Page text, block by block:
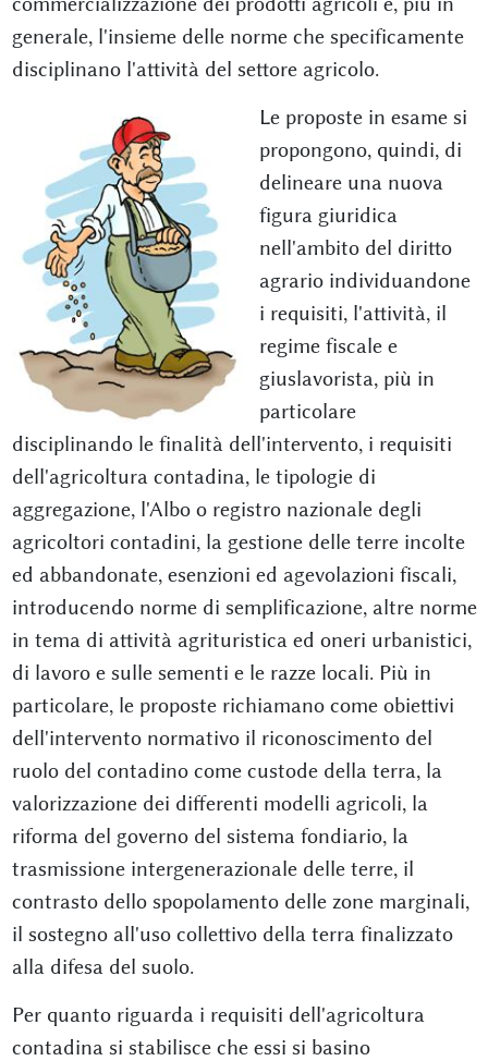
generale, l'insieme delle norme che specificamente
disciplinano l'attività del settore agricolo.
Le proposte in esame si
propongono, quindi, di
delineare una nuova
figura giuridica
nell'ambito del diritto
agrario individuandone
i requisiti, l'attività, il
regime fiscale e
giuslavorista, più in
particolare
disciplinando le finalità dell'intervento, i requisiti
dell'agricoltura contadina, le tipologie di
aggregazione, l'Albo o registro nazionale degli
agricoltori contadini, la gestione delle terre incolte
ed abbandonate, esenzioni ed agevolazioni fiscali,
introducendo norme di semplificazione, altre norme
in tema di attività agrituristica ed oneri urbanistici,
di lavoro e sulle sementi e le razze locali. Più in
particolare, le proposte richiamano come obiettivi
dell'intervento normativo il riconoscimento del
ruolo del contadino come custode della terra, la
valorizzazione dei differenti modelli agricoli, la
riforma del governo del sistema fondiario, la
trasmissione intergenerazionale delle terre, il
contrasto dello spopolamento delle zone marginali,
il sostegno all'uso collettivo della terra finalizzato
alla difesa del suolo.
Per quanto riguarda i requisiti dell'agricoltura
contadina si stabilisce che essi si basino